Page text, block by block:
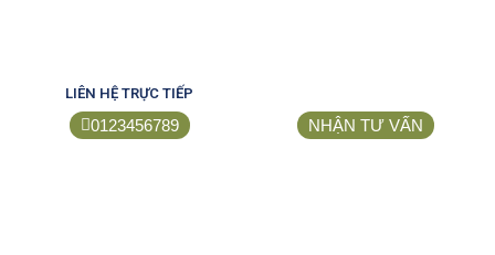
LIÊN HỆ TRỰC TIẾP
0123456789 NHẬN TƯ VẤN